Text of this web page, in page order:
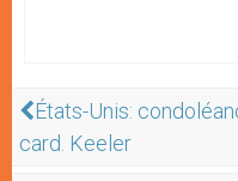
États-Unis:
card. Keeler